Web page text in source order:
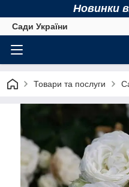
Новинки
Сади України
Товари та послуги